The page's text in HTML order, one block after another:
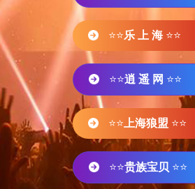
⭐⭐乐 上 海 ⭐⭐
⭐⭐逍 遥 网 ⭐⭐
⭐⭐ 上海狼盟 ⭐⭐
⭐⭐贵族宝贝 ⭐⭐